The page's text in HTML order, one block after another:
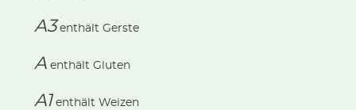
A3enthält Gerste
A enthält Gluten
A1 enthält Weizen